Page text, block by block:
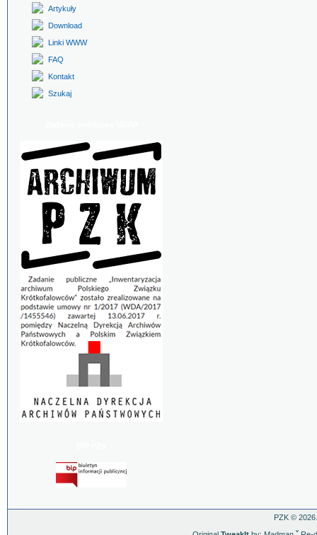
Artykuły
Download
Linki WWW
FAQ
Kontakt
Szukaj
PZK ©